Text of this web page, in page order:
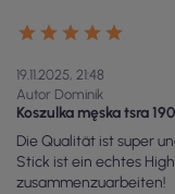
19.11.2025, 21:48
Autor Dominik
Koszulka męska tsra
Die Qualität ist super
Stick ist ein echtes
zusammenzuarbeiten!